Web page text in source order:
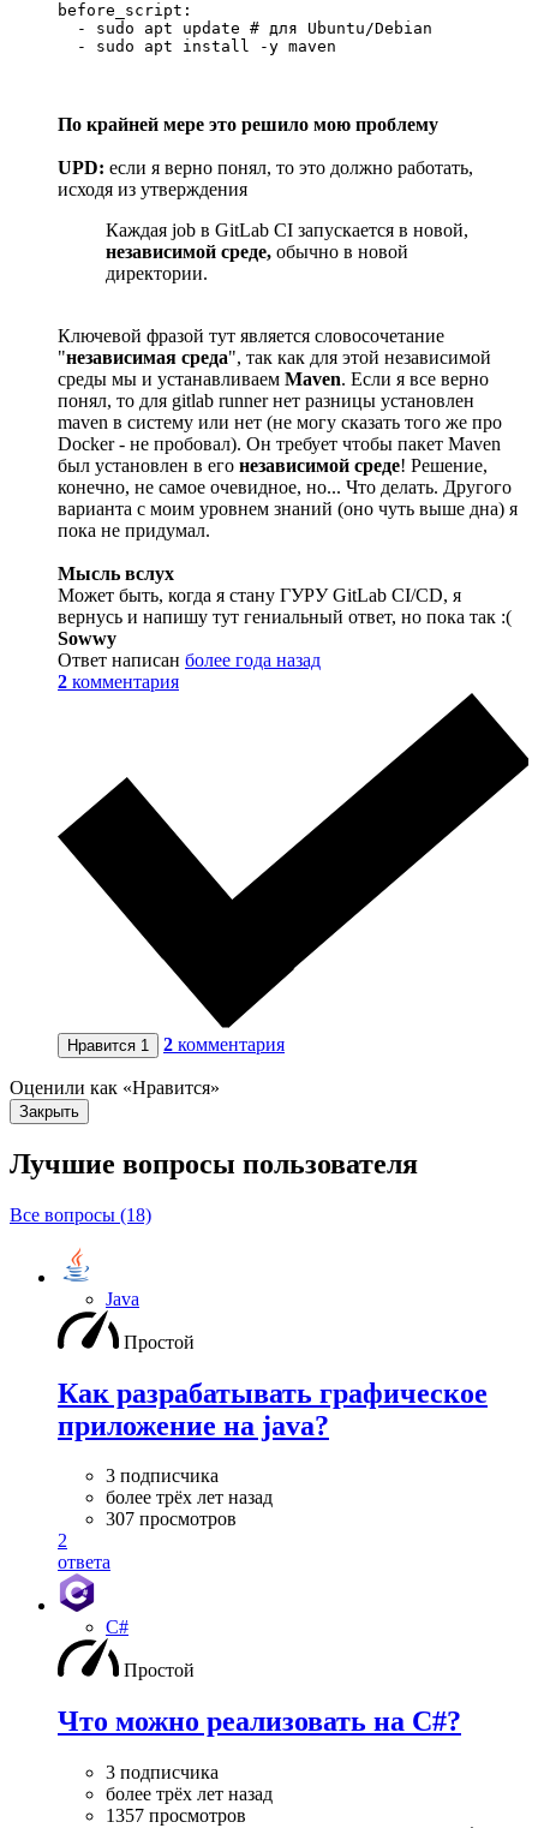
before_script:
  - sudo apt update # для Ubuntu/Debian
  - sudo apt install -y maven
По крайней мере это решило мою проблему
UPD: если я верно понял, то это должно работать,
исходя из утверждения
Каждая job в GitLab CI запускается в новой,
независимой среде, обычно в новой
директории.
Ключевой фразой тут является словосочетание
"независимая среда", так как для этой независимой
среды мы и устанавливаем Maven. Если я все верно
понял, то для gitlab runner нет разницы установлен
maven в систему или нет (не могу сказать того же про
Docker - не пробовал). Он требует чтобы пакет Maven
был установлен в его независимой среде! Решение,
конечно, не самое очевидное, но... Что делать. Другого
варианта с моим уровнем знаний (оно чуть выше дна) я
пока не придумал.
Мысль вслух
Может быть, когда я стану ГУРУ GitLab CI/CD, я
вернусь и напишу тут гениальный ответ, но пока так :(
Sowwy
Ответ написан более года назад
2 комментария
Нравится 1 2 комментария
Оценили как «Нравится»
Закрыть
Лучшие вопросы пользователя
Все вопросы (18)
Java
Простой
Как разрабатывать графическое
приложение на java?
3 подписчика
более трёх лет назад
307 просмотров
2
ответа
C#
Простой
Что можно реализовать на С#?
3 подписчика
более трёх лет назад
1357 просмотров